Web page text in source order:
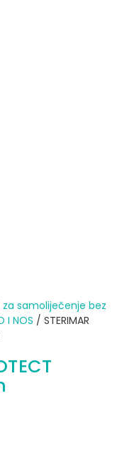
samoliječenje bez
I NOS / STERIMAR